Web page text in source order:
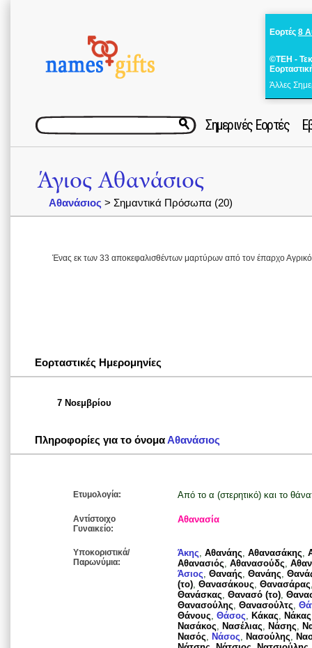
Εορτές 8
©ΤΕΗ -
Άλλες
Σημερινές Εορτές
Άγιος Αθανάσιος
Αθανάσιος > Σημαντικά Πρόσωπα (20)
Ένας εκ των 33 αποκεφαλισθέντων μαρτύρων από τον έπαρχο
Εορταστικές Ημερομηνίες
7 Νοεμβρίου
Πληροφορίες για το όνομαΑθανάσιος
Ετυμολογία: Από το α (στερητικό) και το
Αντίστοιχο
Γυναικείο:
Αθανασία
Υποκοριστικά/
Παρωνύμια:
Άκης, Αθανάης, Αθανασάκης,
Αθανασιός, Αθανασούδς,
Άσιος, Θαναής, Θανάης,
(το), Θανασάκους, Θανασάρας
Θανάσκας, Θανασό (το),
Θανασούλης, Θανασούλτς,
Θάνους, Θάσος, Κάκας, Νάκας
Νασάκος, Νασέλιας, Νάσης,
Νασός, Νάσος, Νασούλης,